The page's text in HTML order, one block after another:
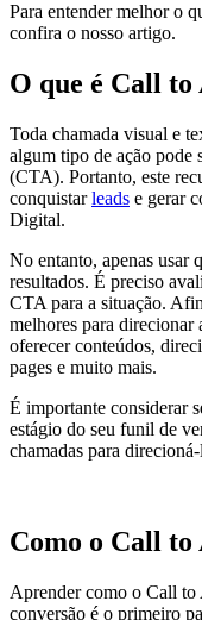
Para entender melhor o
confira o nosso artigo.
O que é Call
Toda chamada visual e
algum tipo de ação pode
(CTA). Portanto, este
conquistarleads e gerar
Digital.
No entanto, apenas usar
resultados. É preciso
CTA para a situação.
melhores para direcionar
oferecer conteúdos,
pages e muito mais.
É importante considerar
estágio do seu funil de
chamadas para
Como o Call
Aprender como o Call to
conversão é o primeiro